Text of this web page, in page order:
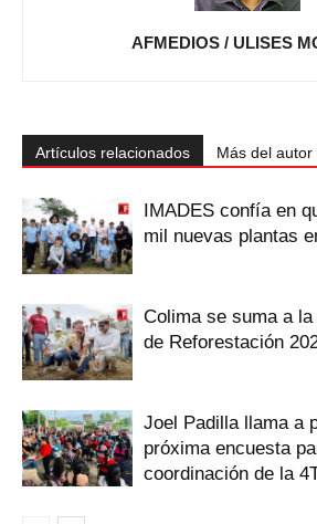
AFMEDIOS / ULISES
Artículos relacionados Más del autor
IMADES confía en
mil nuevas plantas
Colima se suma a la
de Reforestación
Joel Padilla llama a
próxima encuesta
coordinación de la